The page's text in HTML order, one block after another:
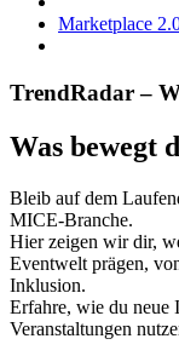
Marketplace
TrendRadar –
Was bewegt
Bleib auf dem
MICE-Branche.
Hier zeigen wir dir,
Eventwelt prägen,
Inklusion.
Erfahre, wie du neue
Veranstaltungen